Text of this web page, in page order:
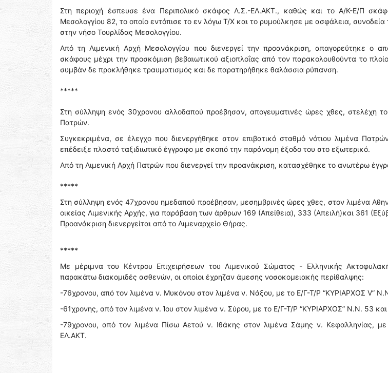
Στη περιοχή έσπευσε ένα Περιπολικό σκάφος Λ.Σ.-ΕΛ.ΑΚΤ., καθώς και το Α/Κ-Ε/Π
Μεσολογγίου 82, το οποίο εντόπισε το εν λόγω Τ/Χ και το ρυμούλκησε με ασφάλεια,
στην νήσο Τουρλίδας Μεσολογγίου.
Από τη Λιμενική Αρχή Μεσολογγίου που διενεργεί την προανάκριση, απαγορεύτηκε ο
σκάφους μέχρι την προσκόμιση βεβαιωτικού αξιοπλοΐας από τον παρακολουθούντα το
συμβάν δε προκλήθηκε τραυματισμός και δε παρατηρήθηκε θαλάσσια ρύπανση.
*****
Στη σύλληψη ενός 30χρονου αλλοδαπού προέβησαν, απογευματινές ώρες χθες, στελέχη
Πατρών.
Συγκεκριμένα, σε έλεγχο που διενεργήθηκε στον επιβατικό σταθμό νότιου λιμένα
επέδειξε πλαστό ταξιδιωτικό έγγραφο με σκοπό την παράνομη έξοδο του στο εξωτερικό.
Από τη Λιμενική Αρχή Πατρών που διενεργεί την προανάκριση, κατασχέθηκε το ανωτέρω
*****
Στη σύλληψη ενός 47χρονου ημεδαπού προέβησαν, μεσημβρινές ώρες χθες, στον λιμένα
οικείας Λιμενικής Αρχής, για παράβαση των άρθρων 169 (Απείθεια), 333 (Απειλή)και 361
Προανάκριση διενεργείται από το Λιμεναρχείο Θήρας.
*****
Με μέριμνα του Κέντρου Επιχειρήσεων του Λιμενικού Σώματος - Ελληνικής
παρακάτω διακομιδές ασθενών, οι οποίοι έχρηζαν άμεσης νοσοκομειακής περίθαλψης:
-76χρονου, από τον λιμένα ν. Μυκόνου στον λιμένα ν. Νάξου, με το Ε/Γ-Τ/Ρ “ΚΥΡΙΑΡΧΟΣ V”
-61χρονης, από τον λιμένα ν. Ίου στον λιμένα ν. Σύρου, με το Ε/Γ-Τ/Ρ “ΚΥΡΙΑΡΧΟΣ” Ν.Ν. 53 και
-79χρονου, από τον λιμένα Πίσω Αετού ν. Ιθάκης στον λιμένα Σάμης ν. Κεφαλληνίας,
ΕΛ.ΑΚΤ.